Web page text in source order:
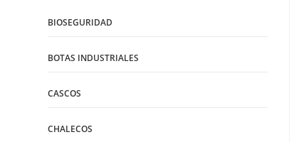
BIOSEGURIDAD
BOTAS INDUSTRIALES
CASCOS
CHALECOS